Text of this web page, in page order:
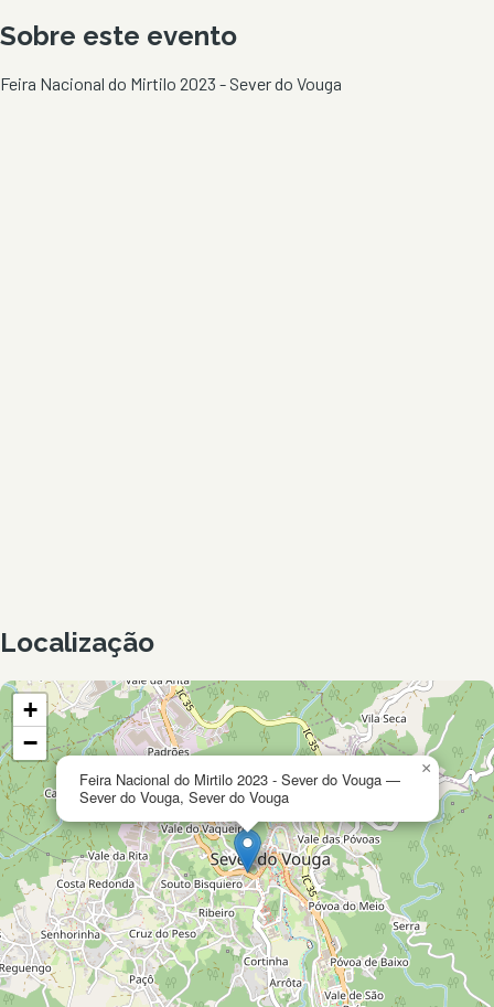
Sobre este evento
Feira Nacional do Mirtilo 2023 - Sever do Vouga
Localização
Feira Nacional do Mirtilo 2023 - Sever do Vouga —
Sever do Vouga, Sever do Vouga
×
+
−